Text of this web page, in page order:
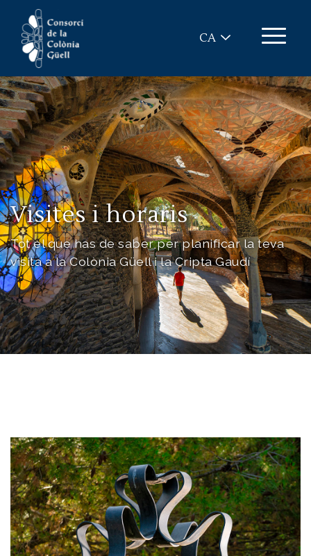
CA
Visites i horaris
Tot el que has de saber per planificar la teva
visita a la Colònia Güell i la Cripta Gaudí
Imatge